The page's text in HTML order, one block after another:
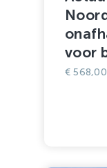
voor
€568,00